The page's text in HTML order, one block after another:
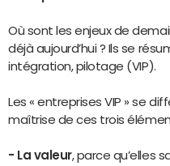
Où sont les enjeux de
déjà aujourd’hui ? Ils se
intégration, pilotage (VIP).
Les « entreprises VIP » se
maîtrise de ces trois
- La valeur, parce qu’elles